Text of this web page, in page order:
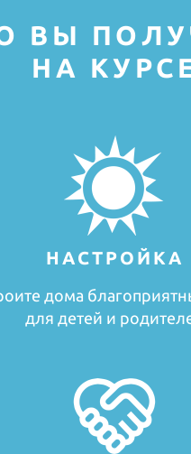
ВЫ
НА
НАСТРОЙКА
дома
для детей и